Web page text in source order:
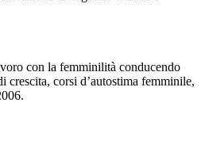
con la femminilità conducendo
corsi d’autostima femminile,